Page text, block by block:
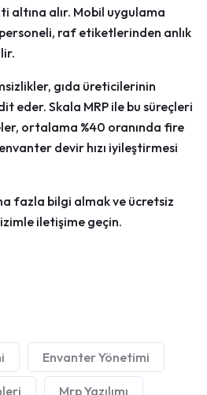
altına alır. Mobil uygulama
raf etiketlerinden anlık
gıda üreticilerinin
eder. Skala MRP ile bu süreçleri
ortalama %40 oranında fire
devir hızı iyileştirmesi
fazla bilgi almak ve ücretsiz
iletişime geçin.
Envanter Yönetimi
Mrp Yazılımı